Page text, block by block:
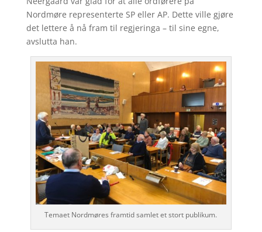
Nordmøre representerte SP eller AP. Dette ville gjøre
det lettere å nå fram til regjeringa – til sine egne,
avslutta han.
Temaet Nordmøres framtid samlet et stort publikum.